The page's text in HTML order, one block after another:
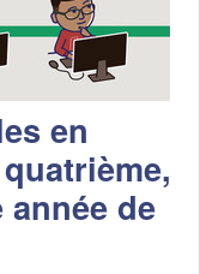
en
de